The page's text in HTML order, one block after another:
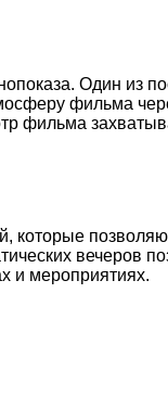
Один из
фильма
фильма
которые
вечеров
и мероприятиях.